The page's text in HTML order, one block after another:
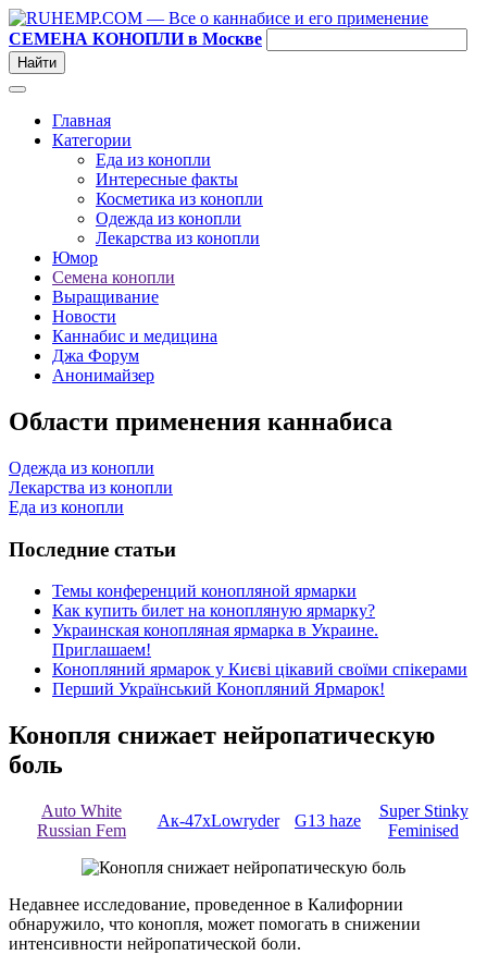
СЕМЕНА КОНОПЛИ в Москве
Главная
Категории
Еда из конопли
Интересные факты
Косметика из конопли
Одежда из конопли
Лекарства из конопли
Юмор
Семена конопли
Выращивание
Новости
Каннабис и медицина
Джа Форум
Анонимайзер
Области применения каннабиса
Одежда из конопли
Лекарства из конопли
Еда из конопли
Последние статьи
Темы конференций конопляной ярмарки
Как купить билет на конопляную ярмарку?
Украинская конопляная ярмарка в Украине.
Приглашаем!
Конопляний ярмарок у Києві цікавий своїми спікерами
Перший Український Конопляний Ярмарок!
Конопля снижает нейропатическую
боль
Auto White
Russian Fem
Ак-47хLowryder G13 haze
Super Stinky
Feminised
Недавнее исследование, проведенное в Калифорнии
обнаружило, что конопля, может помогать в снижении
интенсивности нейропатической боли.